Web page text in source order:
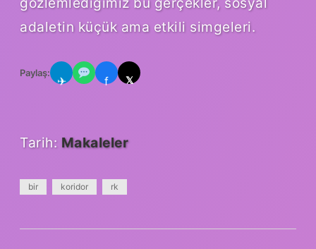
adaletin küçük ama etkili simgeleri.
Paylaş:
✈ f 𝕏
Tarih: Makaleler
bir koridor rk